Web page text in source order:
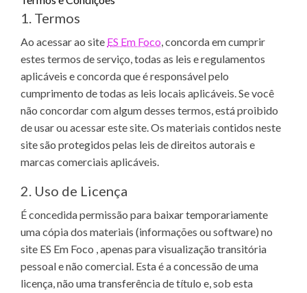
1. Termos
Ao acessar ao site ES Em Foco, concorda em cumprir
estes termos de serviço, todas as leis e regulamentos
aplicáveis ​​e concorda que é responsável pelo
cumprimento de todas as leis locais aplicáveis. Se você
não concordar com algum desses termos, está proibido
de usar ou acessar este site. Os materiais contidos neste
site são protegidos pelas leis de direitos autorais e
marcas comerciais aplicáveis.
2. Uso de Licença
É concedida permissão para baixar temporariamente
uma cópia dos materiais (informações ou software) no
site ES Em Foco , apenas para visualização transitória
pessoal e não comercial. Esta é a concessão de uma
licença, não uma transferência de título e, sob esta